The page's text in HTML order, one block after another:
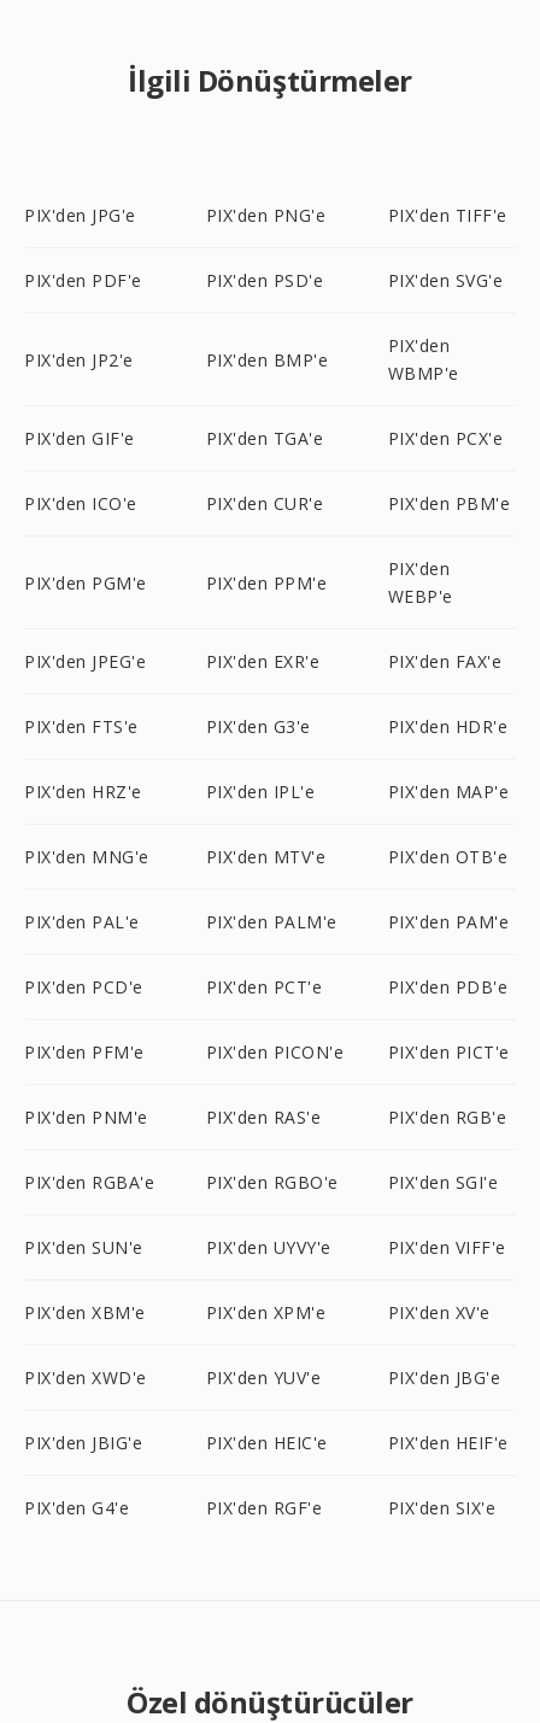
İlgili Dönüştürmeler
PIX'den JPG'e PIX'den PNG'e PIX'den TIFF'e
PIX'den PDF'e PIX'den PSD'e PIX'den SVG'e
PIX'den JP2'e PIX'den BMP'e
PIX'den
WBMP'e
PIX'den GIF'e PIX'den TGA'e PIX'den PCX'e
PIX'den ICO'e PIX'den CUR'e PIX'den PBM'e
PIX'den PGM'e PIX'den PPM'e
PIX'den
WEBP'e
PIX'den JPEG'e PIX'den EXR'e PIX'den FAX'e
PIX'den FTS'e PIX'den G3'e PIX'den HDR'e
PIX'den HRZ'e PIX'den IPL'e PIX'den MAP'e
PIX'den MNG'e PIX'den MTV'e PIX'den OTB'e
PIX'den PAL'e PIX'den PALM'e PIX'den PAM'e
PIX'den PCD'e PIX'den PCT'e PIX'den PDB'e
PIX'den PFM'e PIX'den PICON'e PIX'den PICT'e
PIX'den PNM'e PIX'den RAS'e PIX'den RGB'e
PIX'den RGBA'e PIX'den RGBO'e PIX'den SGI'e
PIX'den SUN'e PIX'den UYVY'e PIX'den VIFF'e
PIX'den XBM'e PIX'den XPM'e PIX'den XV'e
PIX'den XWD'e PIX'den YUV'e PIX'den JBG'e
PIX'den JBIG'e PIX'den HEIC'e PIX'den HEIF'e
PIX'den G4'e PIX'den RGF'e PIX'den SIX'e
Özel dönüştürücüler